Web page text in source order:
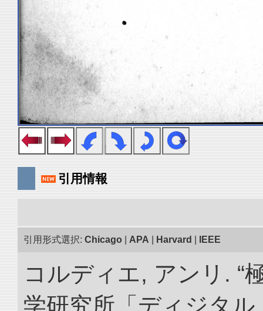
引用情報
引用形式選択: Chicago APA Harvard IEEE
コルディエ, アンリ. “
学研究所「ディジタ